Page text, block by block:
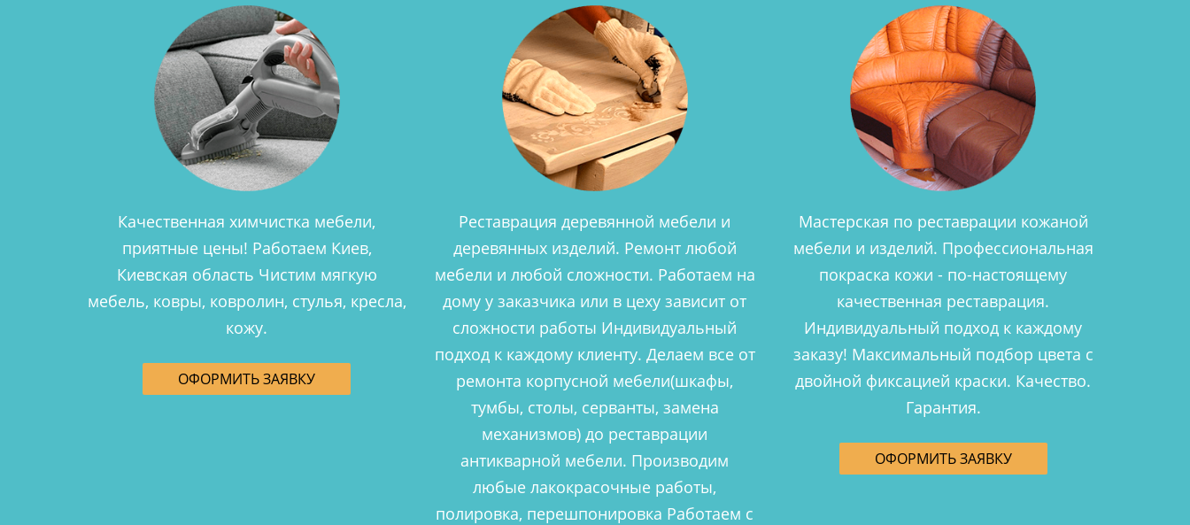
Качественная химчистка мебели,
приятные цены! Работаем Киев,
Киевская область Чистим мягкую
мебель, ковры, ковролин, стулья, кресла,
кожу.
ОФОРМИТЬ ЗАЯВКУ
Реставрация деревянной мебели и
деревянных изделий. Ремонт любой
мебели и любой сложности. Работаем на
дому у заказчика или в цеху зависит от
сложности работы Индивидуальный
подход к каждому клиенту. Делаем все от
ремонта корпусной мебели(шкафы,
тумбы, столы, серванты, замена
механизмов) до реставрации
антикварной мебели. Производим
любые лакокрасочные работы,
полировка, перешпонировка Работаем с
Мастерская по реставрации кожаной
мебели и изделий. Профессиональная
покраска кожи - по-настоящему
качественная реставрация.
Индивидуальный подход к каждому
заказу! Максимальный подбор цвета с
двойной фиксацией краски. Качество.
Гарантия.
ОФОРМИТЬ ЗАЯВКУ